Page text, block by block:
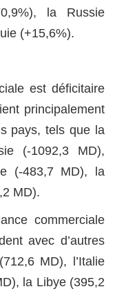
la Russie
(+15,6%).
est déficitaire
principalement
pays, tels que la
(-1092,3 MD),
(-483,7 MD), la
MD).
commerciale
avec d’autres
MD), l’Italie
la Libye (395,2